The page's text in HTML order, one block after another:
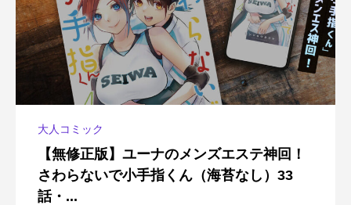
大人コミック
【無修正版】ユーナのメンズエステ神回！
さわらないで小手指くん（海苔なし）33
話・...